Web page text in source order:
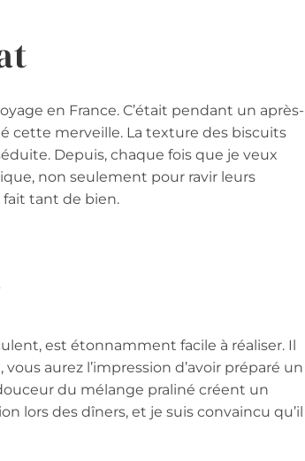
en France. C’était pendant un après-
cette merveille. La texture des biscuits
Depuis, chaque fois que je veux
non seulement pour ravir leurs
fait tant de bien.
est étonnamment facile à réaliser. Il
aurez l’impression d’avoir préparé un
du mélange praliné créent un
lors des dîners, et je suis convaincu qu’il